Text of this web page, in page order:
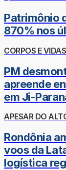
Patrimônio
870% nos
CORPOS E
PM
apreende
em Ji-
APESAR DO
Rondônia
voos da
logística